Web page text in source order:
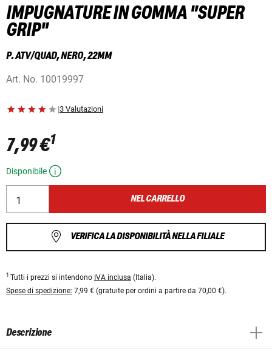
IMPUGNATURE IN GOMMA "SUPER
GRIP"
P. ATV/QUAD, NERO, 22MM
Art. No. 10019997
|3 Valutazioni
7,99 €1
Disponibile
NEL CARRELLO
VERIFICA LA DISPONIBILITÀ NELLA FILIALE
1 Tutti i prezzi si intendono IVA inclusa (Italia).
Spese di spedizione: 7,99 € (gratuite per ordini a partire da 70,00 €).
Descrizione